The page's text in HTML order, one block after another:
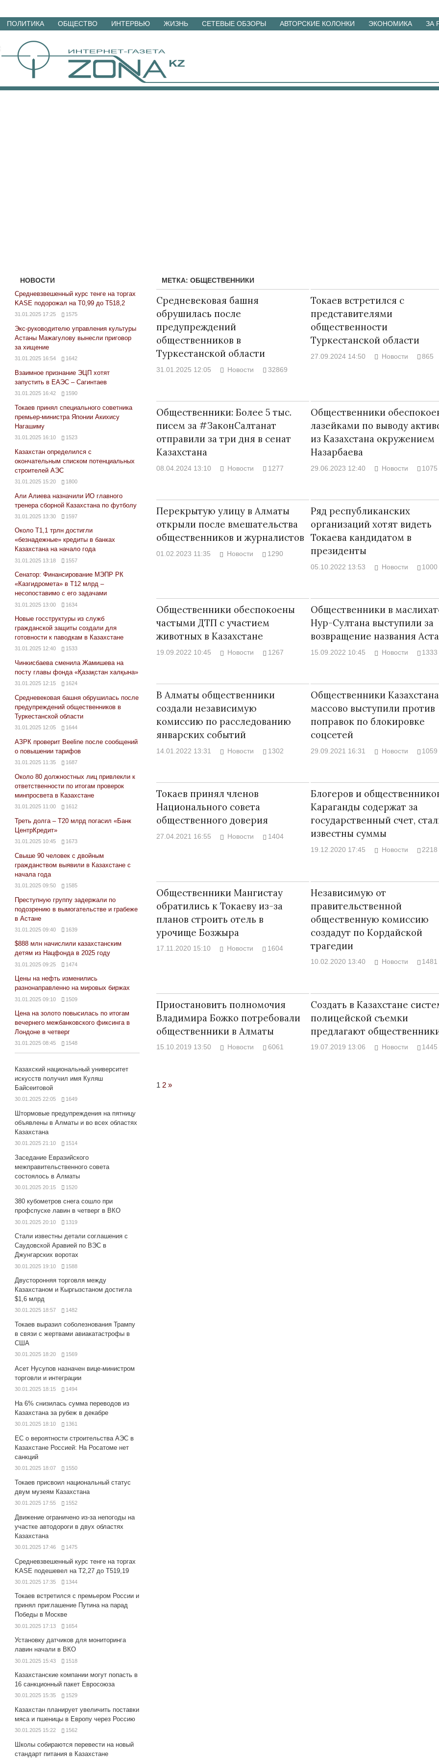
Перейти
материалам
ПОЛИТИКА ОБЩЕСТВО ИНТЕРВЬЮ ЖИЗНЬ СЕТЕВЫЕ ОБЗОРЫ АВТОРСКИЕ КОЛОНКИ ЭКОНОМИКА ЗА
МЕТКА:ОБЩЕСТВЕННИКИ
Средневековая башня
обрушилась после
предупреждений
общественников в
Туркестанской области
31.01.2025 12:05 Новости 32869
Токаев встретился с
представителями
общественности
Туркестанской области
27.09.2024 14:50 Новости 865
Общественники: Более 5 тыс.
писем за #ЗаконСалтанат
отправили за три дня в сенат
Казахстана
08.04.2024 13:10 Новости 1277
Общественники
лазейками по выводу
из Казахстана окружением
Назарбаева
29.06.2023 12:40 Новости 1075
Перекрытую улицу в Алматы
открыли после вмешательства
общественников и журналистов
01.02.2023 11:35 Новости 1290
Ряд республиканских
организаций хотят видеть
Токаева кандидатом в
президенты
05.10.2022 13:53 Новости 1000
Общественники обеспокоены
частыми ДТП с участием
животных в Казахстане
19.09.2022 10:45 Новости 1267
Общественники в
Нур-Султана выступили за
возвращение названия
15.09.2022 10:45 Новости 1333
В Алматы общественники
создали независимую
комиссию по расследованию
январских событий
14.01.2022 13:31 Новости 1302
Общественники Казахстана
массово выступили против
поправок по блокировке
соцсетей
29.09.2021 16:31 Новости 1059
Токаев принял членов
Национального совета
общественного доверия
27.04.2021 16:55 Новости 1404
Блогеров и
Караганды содержат за
государственный счет,
известны суммы
19.12.2020 17:45 Новости 2218
Общественники Мангистау
обратились к Токаеву из-за
планов строить отель в
урочище Бозжыра
17.11.2020 15:10 Новости 1604
Независимую от
правительственной
общественную комиссию
создадут по Кордайской
трагедии
10.02.2020 13:40 Новости 1481
Приостановить полномочия
Владимира Божко потребовали
общественники в Алматы
15.10.2019 13:50 Новости 6061
Создать в Казахстане
полицейской съемки
предлагают
19.07.2019 13:06 Новости 1445
1 2 Next
»
НОВОСТИ
Средневзвешенный курс тенге на торгах
KASE подорожал на Т0,99 до Т518,2
31.01.2025 17:25 1575
Экс-руководителю управления культуры
Астаны Мажагулову вынесли приговор
за хищение
31.01.2025 16:54 1642
Взаимное признание ЭЦП хотят
запустить в ЕАЭС – Сагинтаев
31.01.2025 16:42 1590
Токаев принял специального советника
премьер-министра Японии Акихису
Нагашиму
31.01.2025 16:10 1523
Казахстан определился с
окончательным списком потенциальных
строителей АЭС
31.01.2025 15:20 1800
Али Алиева назначили ИО главного
тренера сборной Казахстана по футболу
31.01.2025 13:30 1597
Около Т1,1 трлн достигли
«безнадежные» кредиты в банках
Казахстана на начало года
31.01.2025 13:18 1557
Сенатор: Финансирование МЭПР РК
«Казгидромета» в Т12 млрд –
несопоставимо с его задачами
31.01.2025 13:00 1634
Новые госструктуры из служб
гражданской защиты создали для
готовности к паводкам в Казахстане
31.01.2025 12:40 1533
Чинкисбаева сменила Жамишева на
посту главы фонда «Қазақстан халқына»
31.01.2025 12:15 1624
Средневековая башня обрушилась после
предупреждений общественников в
Туркестанской области
31.01.2025 12:05 1644
АЗРК проверит Beeline после сообщений
о повышении тарифов
31.01.2025 11:35 1687
Около 80 должностных лиц привлекли к
ответственности по итогам проверок
минпросвета в Казахстане
31.01.2025 11:00 1612
Треть долга – Т20 млрд погасил «Банк
ЦентрКредит»
31.01.2025 10:45 1673
Свыше 90 человек с двойным
гражданством выявили в Казахстане с
начала года
31.01.2025 09:50 1585
Преступную группу задержали по
подозрению в вымогательстве и грабеже
в Астане
31.01.2025 09:40 1639
$888 млн начислили казахстанским
детям из Нацфонда в 2025 году
31.01.2025 09:25 1474
Цены на нефть изменились
разнонаправленно на мировых биржах
31.01.2025 09:10 1509
Цена на золото повысилась по итогам
вечернего межбанковского фиксинга в
Лондоне в четверг
31.01.2025 08:45 1548
Казахский национальный университет
искусств получил имя Куляш
Байсеитовой
30.01.2025 22:05 1649
Штормовые предупреждения на пятницу
объявлены в Алматы и во всех областях
Казахстана
30.01.2025 21:10 1514
Заседание Евразийского
межправительственного совета
состоялось в Алматы
30.01.2025 20:15 1520
380 кубометров снега сошло при
профспуске лавин в четверг в ВКО
30.01.2025 20:10 1319
Стали известны детали соглашения с
Саудовской Аравией по ВЭС в
Джунгарских воротах
30.01.2025 19:10 1588
Двусторонняя торговля между
Казахстаном и Кыргызстаном достигла
$1,6 млрд
30.01.2025 18:57 1482
Токаев выразил соболезнования Трампу
в связи с жертвами авиакатастрофы в
США
30.01.2025 18:20 1569
Асет Нусупов назначен вице-министром
торговли и интеграции
30.01.2025 18:15 1494
На 6% снизилась сумма переводов из
Казахстана за рубеж в декабре
30.01.2025 18:10 1361
ЕС о вероятности строительства АЭС в
Казахстане Россией: На Росатоме нет
санкций
30.01.2025 18:07 1550
Токаев присвоил национальный статус
двум музеям Казахстана
30.01.2025 17:55 1552
Движение ограничено из-за непогоды на
участке автодороги в двух областях
Казахстана
30.01.2025 17:46 1475
Средневзвешенный курс тенге на торгах
KASE подешевел на Т2,27 до Т519,19
30.01.2025 17:35 1344
Токаев встретился с премьером России и
принял приглашение Путина на парад
Победы в Москве
30.01.2025 17:13 1654
Установку датчиков для мониторинга
лавин начали в ВКО
30.01.2025 15:43 1518
Казахстанские компании могут попасть в
16 санкционный пакет Евросоюза
30.01.2025 15:35 1529
Казахстан планирует увеличить поставки
мяса и пшеницы в Европу через Россию
30.01.2025 15:22 1562
Школы собираются перевести на новый
стандарт питания в Казахстане
Война
Война Миров.
Сороса
08.11.2024